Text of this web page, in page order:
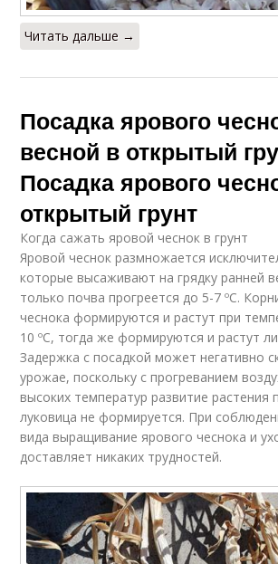
Читать дальше →
Посадка ярового
весной в открытый
Посадка ярового
открытый грунт
Когда сажать яровой чеснок в грунт
Яровой чеснок размножается
которые высаживают на грядку ранней
только почва прогреется до 5-7 ºC.
чеснока формируются и растут при
10 ºC, тогда же формируются и растут
Задержка с посадкой может негативно
урожае, поскольку с прогреванием
высоких температур развитие растения
луковица не формируется. При
вида выращивание ярового чеснока и
доставляет никаких трудностей.